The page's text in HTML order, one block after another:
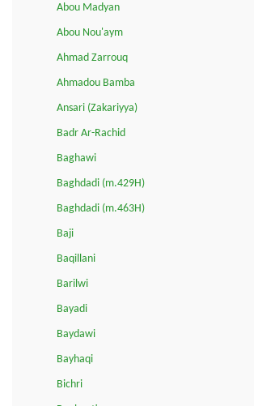
Abou Madyan
Abou Nou'aym
Ahmad Zarrouq
Ahmadou Bamba
Ansari (Zakariyya)
Badr Ar-Rachid
Baghawi
Baghdadi (m.429H)
Baghdadi (m.463H)
Baji
Baqillani
Barilwi
Bayadi
Baydawi
Bayhaqi
Bichri